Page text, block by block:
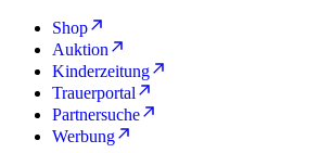
Shop
Auktion
Kinderzeitung
Trauerportal
Partnersuche
Werbung